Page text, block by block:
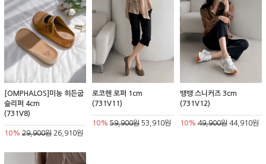
[OMPHALOS]미농 히든굽
슬리퍼 4cm
(731V8)
10% 29,900원 26,910원
로코헨 로퍼 1cm
(731V11)
10% 59,900원53,910원
뱅뱅 스니커즈 3cm
(731V12)
10% 49,900원44,910원